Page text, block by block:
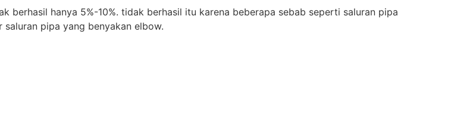
berhasil hanya 5%-10%. tidak berhasil itu karena beberapa sebab seperti saluran pipa
pipa yang benyakan elbow.